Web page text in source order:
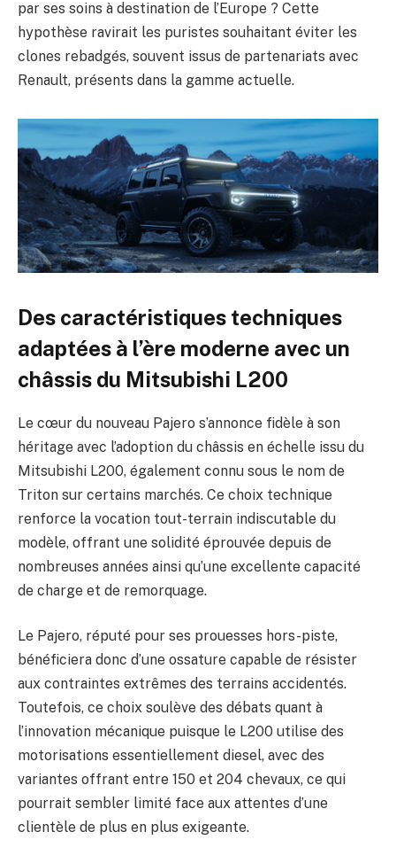
par ses soins à destination de l’Europe ? Cette
hypothèse ravirait les puristes souhaitant éviter les
clones rebadgés, souvent issus de partenariats avec
Renault, présents dans la gamme actuelle.
Des caractéristiques techniques
adaptées à l’ère moderne avec un
châssis du Mitsubishi L200
Le cœur du nouveau Pajero s’annonce fidèle à son
héritage avec l’adoption du châssis en échelle issu du
Mitsubishi L200, également connu sous le nom de
Triton sur certains marchés. Ce choix technique
renforce la vocation tout-terrain indiscutable du
modèle, offrant une solidité éprouvée depuis de
nombreuses années ainsi qu’une excellente capacité
de charge et de remorquage.
Le Pajero, réputé pour ses prouesses hors-piste,
bénéficiera donc d’une ossature capable de résister
aux contraintes extrêmes des terrains accidentés.
Toutefois, ce choix soulève des débats quant à
l’innovation mécanique puisque le L200 utilise des
motorisations essentiellement diesel, avec des
variantes offrant entre 150 et 204 chevaux, ce qui
pourrait sembler limité face aux attentes d’une
clientèle de plus en plus exigeante.